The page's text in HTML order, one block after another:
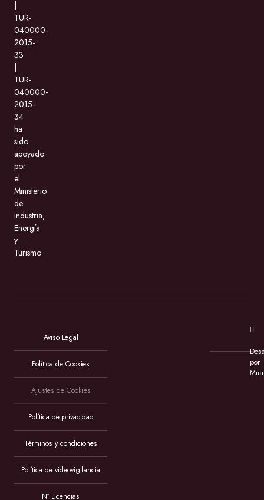
TUR-
040000-
2015-
33
TUR-
040000-
2015-
34
ha
sido
apoyado
por
el
Ministerio
de
Industria,
Energía
y
Turismo
Aviso Legal
Política de Cookies
Ajustes de Cookies
Política de privacidad
Términos y condiciones
Política de videovigilancia
Nº Licencias
por